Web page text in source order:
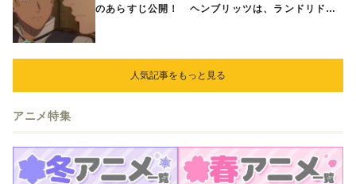
のあらすじ公開！ ヘンブリッツは、ランドリドに
人気記事をもっと見る
アニメ特集